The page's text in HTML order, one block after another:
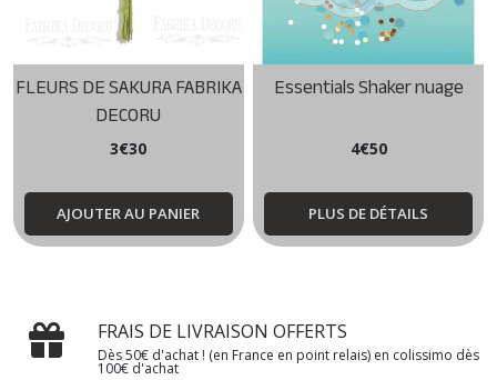
FLEURS DE SAKURA FABRIKA
DECORU
3€30
AJOUTER AU PANIER
Essentials Shaker nuage
4€50
PLUS DE DÉTAILS
FRAIS DE LIVRAISON OFFERTS
Dès 50€ d'achat ! (en France en point relais) en colissimo dès
100€ d'achat